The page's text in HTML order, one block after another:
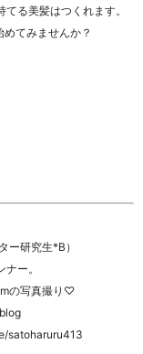
る美髪はつくれます。
てみませんか？
ー研究生*B）
ー。
の写真撮り♡
satoharuru413